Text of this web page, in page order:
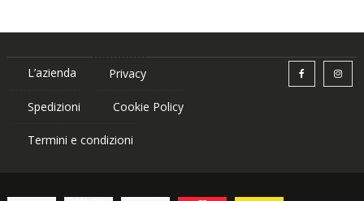
L’azienda Privacy
Spedizioni Cookie Policy
Termini e condizioni